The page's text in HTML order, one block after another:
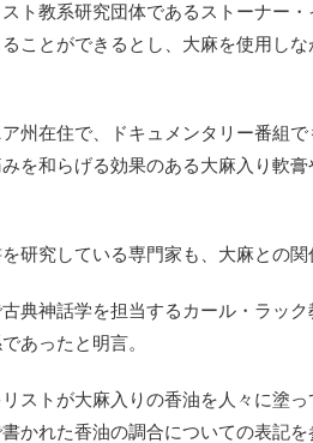
ト教系研究団体であるストーナー
ことができるとし、大麻を使用し
州在住で、ドキュメンタリー番組
を和らげる効果のある大麻入り軟
研究している専門家も、大麻との関
典神話学を担当するカール・ラッ
あったと明言。
ストが大麻入りの香油を人々に塗
かれた香油の調合についての表記